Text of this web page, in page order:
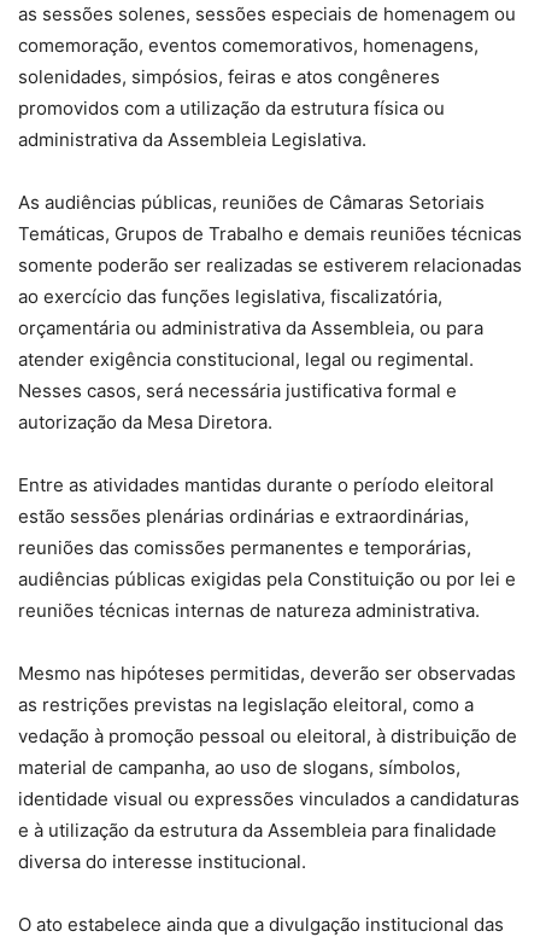
as sessões solenes, sessões especiais de homenagem ou
comemoração, eventos comemorativos, homenagens,
solenidades, simpósios, feiras e atos congêneres
promovidos com a utilização da estrutura física ou
administrativa da Assembleia Legislativa.
As audiências públicas, reuniões de Câmaras Setoriais
Temáticas, Grupos de Trabalho e demais reuniões técnicas
somente poderão ser realizadas se estiverem relacionadas
ao exercício das funções legislativa, fiscalizatória,
orçamentária ou administrativa da Assembleia, ou para
atender exigência constitucional, legal ou regimental.
Nesses casos, será necessária justificativa formal e
autorização da Mesa Diretora.
Entre as atividades mantidas durante o período eleitoral
estão sessões plenárias ordinárias e extraordinárias,
reuniões das comissões permanentes e temporárias,
audiências públicas exigidas pela Constituição ou por lei e
reuniões técnicas internas de natureza administrativa.
Mesmo nas hipóteses permitidas, deverão ser observadas
as restrições previstas na legislação eleitoral, como a
vedação à promoção pessoal ou eleitoral, à distribuição de
material de campanha, ao uso de slogans, símbolos,
identidade visual ou expressões vinculados a candidaturas
e à utilização da estrutura da Assembleia para finalidade
diversa do interesse institucional.
O ato estabelece ainda que a divulgação institucional das